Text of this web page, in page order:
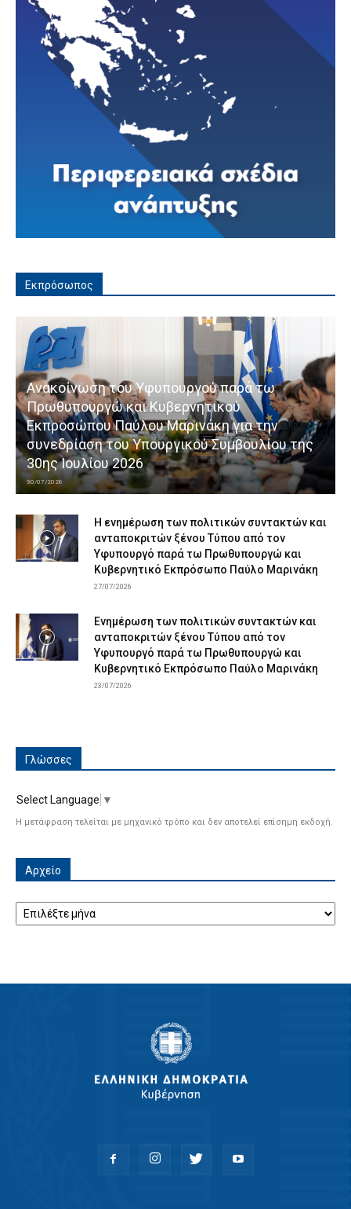
Εκπρόσωπος
Ανακοίνωση του Υφυπουργού παρά τω
Πρωθυπουργώ και Κυβερνητικού
Εκπροσώπου Παύλου Μαρινάκη για την
συνεδρίαση του Υπουργικού Συμβουλίου της
30ης Ιουλίου 2026
30/07/2026
Η ενημέρωση των πολιτικών συντακτών και
ανταποκριτών ξένου Τύπου από τον
Υφυπουργό παρά τω Πρωθυπουργώ και
Κυβερνητικό Εκπρόσωπο Παύλο Μαρινάκη
27/07/2026
Ενημέρωση των πολιτικών συντακτών και
ανταποκριτών ξένου Τύπου από τον
Υφυπουργό παρά τω Πρωθυπουργώ και
Κυβερνητικό Εκπρόσωπο Παύλο Μαρινάκη
23/07/2026
Γλώσσες
Select Language ▼
Η μετάφραση τελείται με μηχανικό τρόπο και δεν αποτελεί επίσημη εκδοχή.
Αρχείο